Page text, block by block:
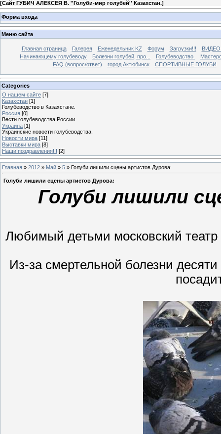
[Сайт ГУБИЧ АЛЕКСЕЯ В. ''Голуби-мир голубей'' Казахстан.]
Форма входа
Меню сайта
Главная страница Галерея Еженедельник KZ Форум Загрузки!!!
Начинающему голубеводу
Болезни голубей, про... Голубеводство.
FAQ (вопрос/ответ)
город Актюбинск СПОРТИВНЫЕ ГОЛУБИ
Categories
О нашем сайте [7]
Казахстан [1]
Голубеводство в Казахстане.
Россия [0]
Вести голубеводства России.
Украина [1]
Украинские новости голубеводства.
Новости мира [11]
Выставки мира [8]
Наши поздравления!!! [2]
Главная » 2012 » Май » 5 » Голуби лишили сцены артистов Дурова:
Голуби лишили сцены артистов Дурова:
Голуби лишили
Любимый детьми московский театр
Из-за смертельной болезни